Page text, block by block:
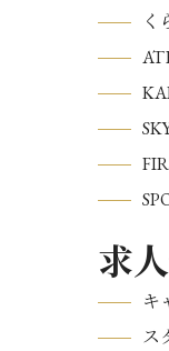
く
求
キ
ス